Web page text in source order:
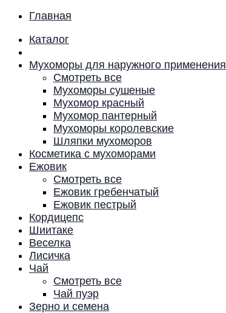
Главная
Каталог
Мухоморы для наружного применения
Смотреть все
Мухоморы сушеные
Мухомор красный
Мухомор пантерный
Мухоморы королевские
Шляпки мухоморов
Косметика с мухоморами
Ежовик
Смотреть все
Ежовик гребенчатый
Ежовик пестрый
Кордицепс
Шиитаке
Веселка
Лисичка
Чай
Смотреть все
Чай пуэр
Зерно и семена